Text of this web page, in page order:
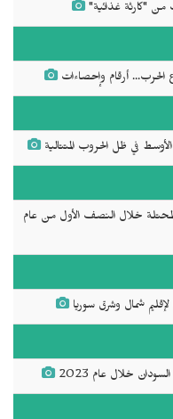
من "كارثة غذائية"
الحرب... أرقام وإحصاءات
في ظل الحروب المتتالية
المحتلة خلال النصف الأول من عام
خلال عام 2023